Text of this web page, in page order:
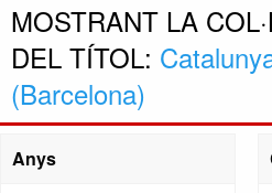
MOSTRANT LA
DEL TÍTOL:
(Barcelona)
Anys